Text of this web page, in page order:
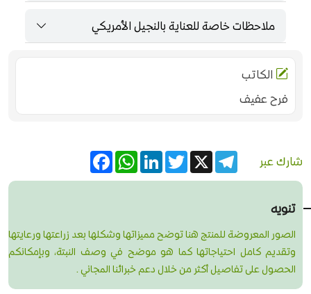
ملاحظات خاصة للعناية بالنجيل الأمريكي
الكاتب
فرح عفيف
شارك عبر FacebookWhatsAppLinkedInTwitter X
Telegram
تنويه
الصور المعروضة للمنتج هنا توضح مميزاتها وشكلها بعد زراعتها ورعايتها
وتقديم كامل احتياجاتها كما هو موضح في وصف النبتة، وبإمكانكم
الحصول على تفاصيل أكثر من خلال دعم خبرائنا المجاني .